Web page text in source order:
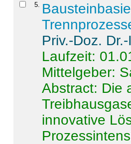
5
Priv.-Doz.
Laufzeit:
Mittelgeber:
Abstract: Die
innovative